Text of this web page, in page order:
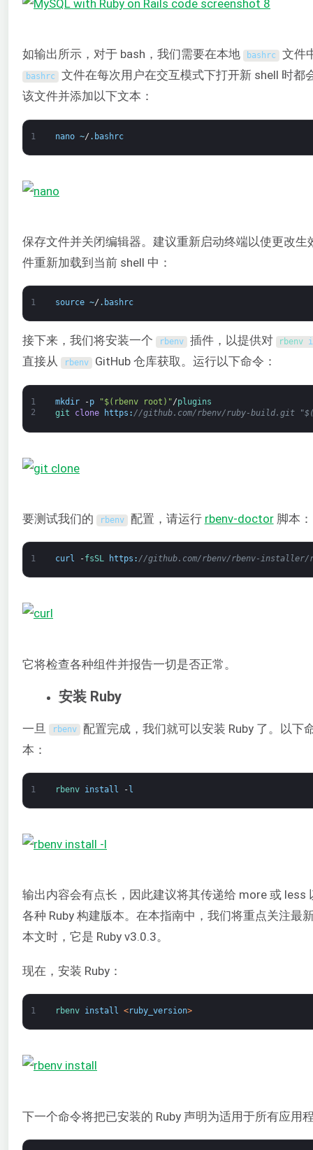
如输出所示，对于 bash，我们需要在本地 bashrc 文件
bashrc 文件在每次用户在交互模式下打开新 shell 时都
该文件并添加以下文本：
1 nano ~/ . bashrc
保存文件并关闭编辑器。建议重新启动终端以使更改
件重新加载到当前 shell 中：
1 source ~/ . bashrc
接下来，我们将安装一个 rbenv 插件，以提供对 rbenv
直接从 rbenv GitHub 仓库获取。运行以下命令：
1
2
mkdir -p "$(rbenv root)"/plugins
git
clone https : //github.com/rbenv/ruby-build.git
要测试我们的 rbenv 配置，请运行 rbenv-doctor脚本：
1 curl -fsSL https : //github.com/rbenv/rbenv-installer/
它将检查各种组件并报告一切是否正常。
安装 Ruby
一旦 rbenv 配置完成，我们就可以安装 Ruby 了。以下
本：
1 rbenv install - l
输出内容会有点长，因此建议将其传递给 more 或 less
各种 Ruby 构建版本。在本指南中，我们将重点关注最
本文时，它是 Ruby v3.0.3。
现在，安装 Ruby：
1 rbenv install <ruby_version>
下一个命令将把已安装的 Ruby 声明为适用于所有应用